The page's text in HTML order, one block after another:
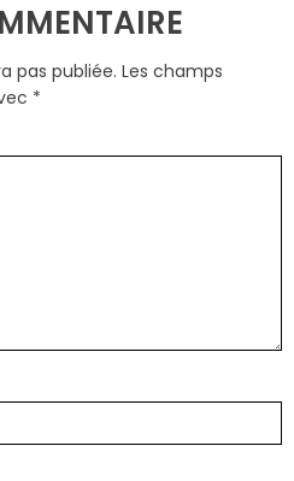
pas publiée. Les champs
*